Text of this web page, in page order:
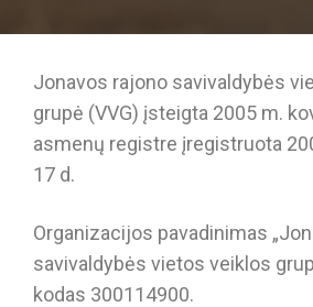
Jonavos rajono savivaldybės
grupė (VVG) įsteigta 2005 m.
asmenų registre įregistruota
17 d.
Organizacijos pavadinimas
savivaldybės vietos veiklos
kodas 300114900.